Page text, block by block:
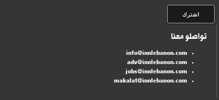
تواصلو معنا
info@innlebanon.com
adv@innlebanon.com
jobs@innlebanon.com
makalat@innlebanon.com